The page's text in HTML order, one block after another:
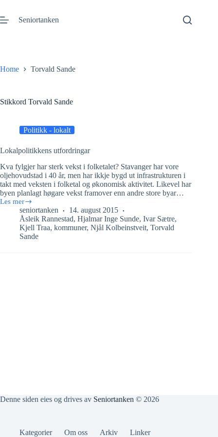
innholdSeniortanken
Home Torvald Sande
Stikkord Torvald Sande
Politikk - lokalt
Lokalpolitikkens utfordringar
Kva fylgjer har sterk vekst i folketalet? Stavanger har vore
oljehovudstad i 40 år, men har ikkje bygd ut infrastrukturen i
takt med veksten i folketal og økonomisk aktivitet. Likevel har
byen planlagt høgare vekst framover enn andre store byar…
Les mer
Lokalpolitikkens
utfordringarseniortanken
14. august 2015
Åsleik Rannestad, Hjalmar Inge Sunde, Ivar Sætre,
Kjell Traa, kommuner, Njål Kolbeinstveit, Torvald
Sande
Denne siden eies og drives av Seniortanken © 2026
Kategorier Om oss Arkiv Linker